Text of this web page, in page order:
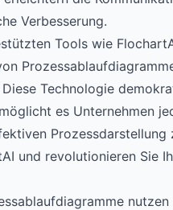
Verbesserung.
Tools wie
Technologie
es Unternehmen
Prozessdarstellung
und revolutionieren Sie